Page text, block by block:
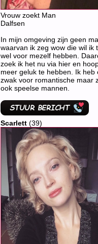
Vrouw zoekt Man
Dalfsen
In mijn omgeving zijn geen
waarvan ik zeg wow die wil ik
wel voor mezelf hebben.
zoek ik het nu via hier en
meer geluk te hebben. Ik heb
zwak voor romantische maar
ook speelse mannen.
Scarlett (39)